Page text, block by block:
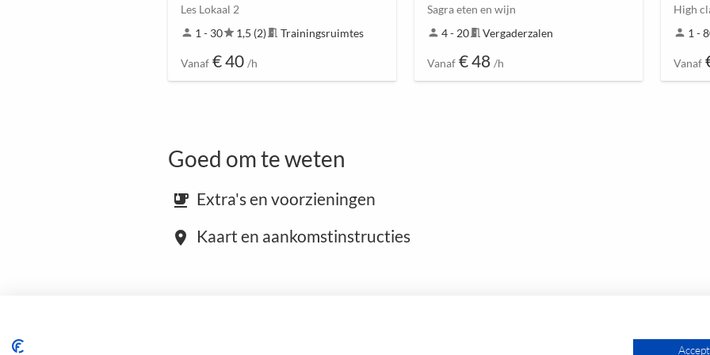
Les Lokaal 2
person 1 - 30star1,5 (2)meeting_room Trainingsruimtes
Vanaf € 40 /h
Sagra eten en wijn
person 4 - 20meeting_roomVergaderzalen
Vanaf € 48 /h
High
person 1 -
Vanaf
Goed om te weten
emoji_food_beverage Extra's en voorzieningen
place Kaart en aankomstinstructies